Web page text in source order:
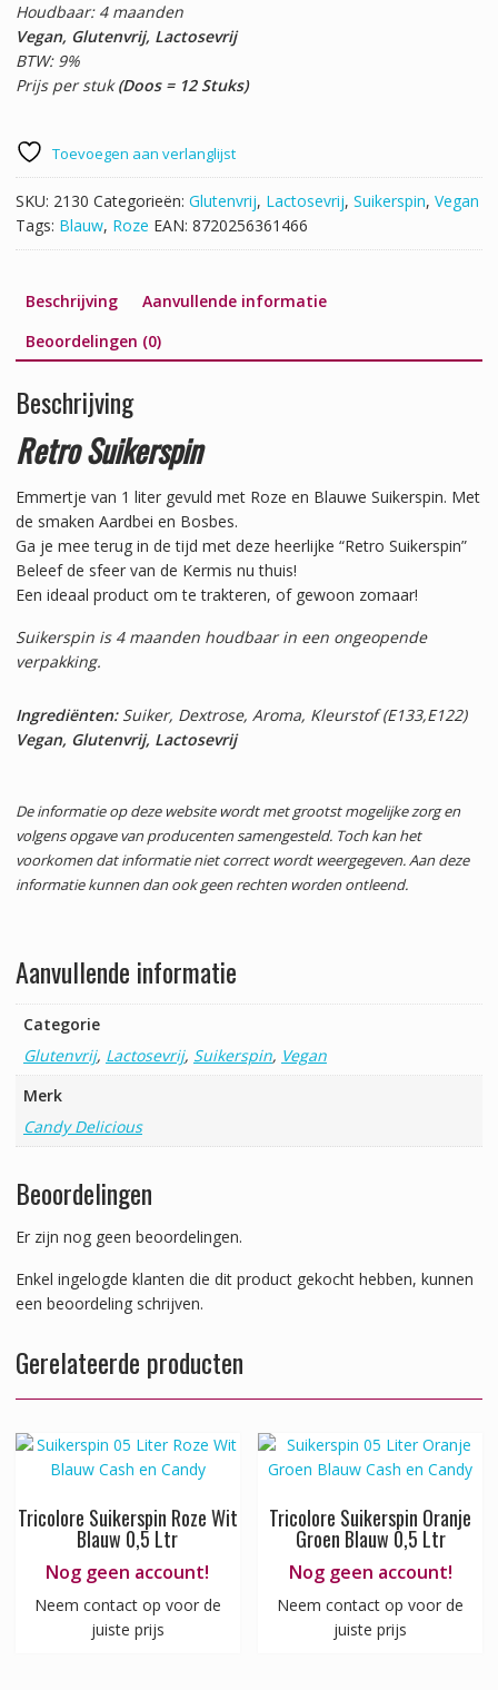
Houdbaar: 4 maanden
Vegan, Glutenvrij, Lactosevrij
BTW: 9%
Prijs per stuk(Doos = 12 Stuks)
Toevoegen aan verlanglijst
SKU: 2130 Categorieën: Glutenvrij, Lactosevrij, Suikerspin, Vegan
Tags: Blauw, Roze EAN: 8720256361466
Beschrijving
Aanvullende informatie
Beoordelingen (0)
Beschrijving
Retro Suikerspin
Emmertje van 1 liter gevuld met Roze en Blauwe Suikerspin. Met
de smaken Aardbei en Bosbes.
Ga je mee terug in de tijd met deze heerlijke “Retro Suikerspin”
Beleef de sfeer van de Kermis nu thuis!
Een ideaal product om te trakteren, of gewoon zomaar!
Suikerspin is 4 maanden houdbaar in een ongeopende
verpakking.
Ingrediënten:Suiker, Dextrose, Aroma, Kleurstof (E133,E122)
Vegan, Glutenvrij, Lactosevrij
De informatie op deze website wordt met grootst mogelijke zorg en
volgens opgave van producenten samengesteld. Toch kan het
voorkomen dat informatie niet correct wordt weergegeven. Aan deze
informatie kunnen dan ook geen rechten worden ontleend.
Aanvullende informatie
Categorie
Glutenvrij, Lactosevrij, Suikerspin, Vegan
Merk
Candy Delicious
Beoordelingen
Er zijn nog geen beoordelingen.
Enkel ingelogde klanten die dit product gekocht hebben, kunnen
een beoordeling schrijven.
Gerelateerde producten
Tricolore Suikerspin Roze Wit
Blauw 0,5 Ltr
Nog geen account!
Neem contact op voor de
juiste prijs
Tricolore Suikerspin Oranje
Groen Blauw 0,5 Ltr
Nog geen account!
Neem contact op voor de
juiste prijs